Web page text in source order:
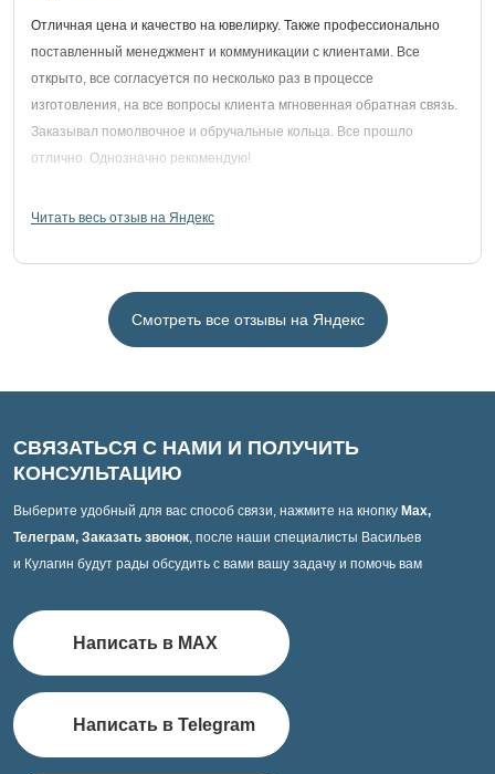
Отличная цена и качество на ювелирку. Также профессионально
поставленный менеджмент и коммуникации с клиентами. Все
открыто, все согласуется по несколько раз в процессе
изготовления, на все вопросы клиента мгновенная обратная связь.
Заказывал помолвочное и обручальные кольца. Все прошло
отлично. Однозначно рекомендую!
Читать весь отзыв на Яндекс
Смотреть все отзывы на Яндекс
СВЯЗАТЬСЯ С НАМИ И ПОЛУЧИТЬ
КОНСУЛЬТАЦИЮ
Выберите удобный для вас способ связи, нажмите на кнопку Max,
Телеграм, Заказать звонок, после наши специалисты Васильев
и Кулагин будут рады обсудить с вами вашу задачу и помочь вам
Написать в MAX
Написать в Telegram